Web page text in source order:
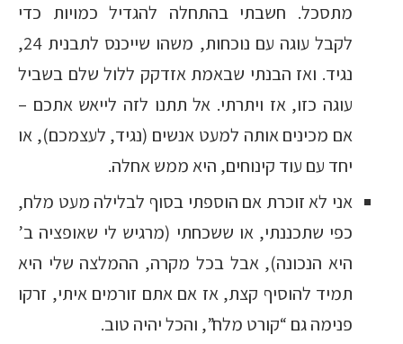
מתסכל. חשבתי בהתחלה להגדיל כמויות כדי
לקבל עוגה עם נוכחות, משהו שייכנס לתבנית 24,
נגיד. ואז הבנתי שבאמת אזדקק ללול שלם בשביל
עוגה כזו, אז ויתרתי. אל תתנו לזה לייאש אתכם –
אם מכינים אותה למעט אנשים (נגיד, לעצמכם), או
יחד עם עוד קינוחים, היא ממש אחלה.
אני לא זוכרת אם הוספתי בסוף לבלילה מעט מלח,
כפי שתכננתי, או ששכחתי (מרגיש לי שאופציה ב’
היא הנכונה), אבל בכל מקרה, ההמלצה שלי היא
תמיד להוסיף קצת, אז אם אתם זורמים איתי, זרקו
פנימה גם “קורט מלח”, והכל יהיה טוב.